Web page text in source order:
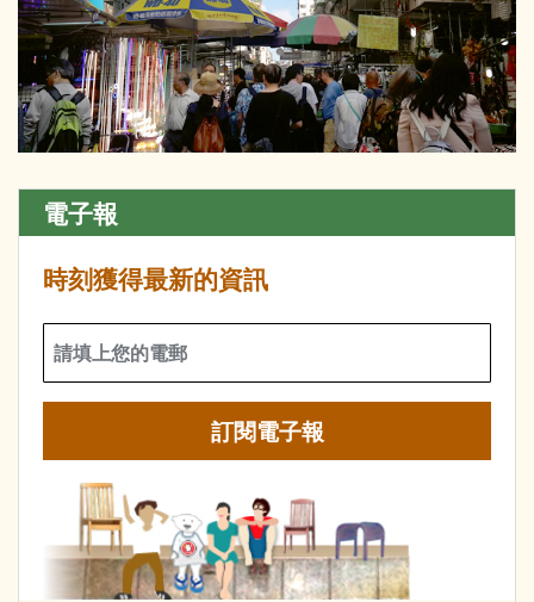
電子報
時刻獲得最新的資訊